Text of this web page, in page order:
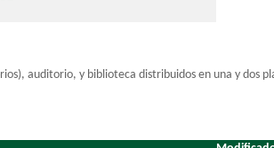
auditorio, y biblioteca distribuidos en una y dos